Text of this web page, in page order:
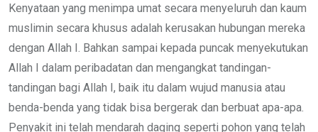
Kenyataan yang menimpa umat secara menyeluruh dan kaum
muslimin secara khusus adalah kerusakan hubungan mereka
dengan Allah I. Bahkan sampai kepada puncak menyekutukan
Allah I dalam peribadatan dan mengangkat tandingan-
tandingan bagi Allah I, baik itu dalam wujud manusia atau
benda-benda yang tidak bisa bergerak dan berbuat apa-apa.
Penyakit ini telah mendarah daging seperti pohon yang telah